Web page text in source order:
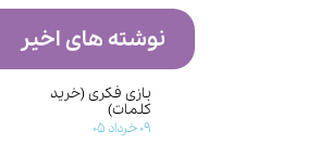
بازی فکری (خرید
کلمات)
۰۹ خرداد ۰۵
نوشته های اخیر